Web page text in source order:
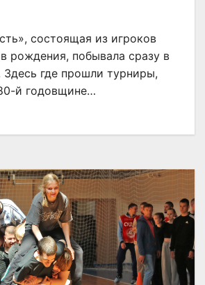
состоящая из игроков
рождения, побывала сразу в
Здесь где прошли турниры,
й годовщине…